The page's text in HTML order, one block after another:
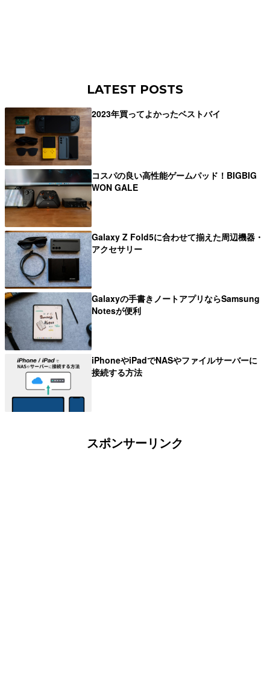
LATEST POSTS
2023年買ってよかったベストバイ
コスパの良い高性能ゲームパッド！BIGBIG
WON GALE
Galaxy Z Fold5に合わせて揃えた周辺機器・
アクセサリー
Galaxyの手書きノートアプリならSamsung
Notesが便利
iPhoneやiPadでNASやファイルサーバーに
接続する方法
スポンサーリンク